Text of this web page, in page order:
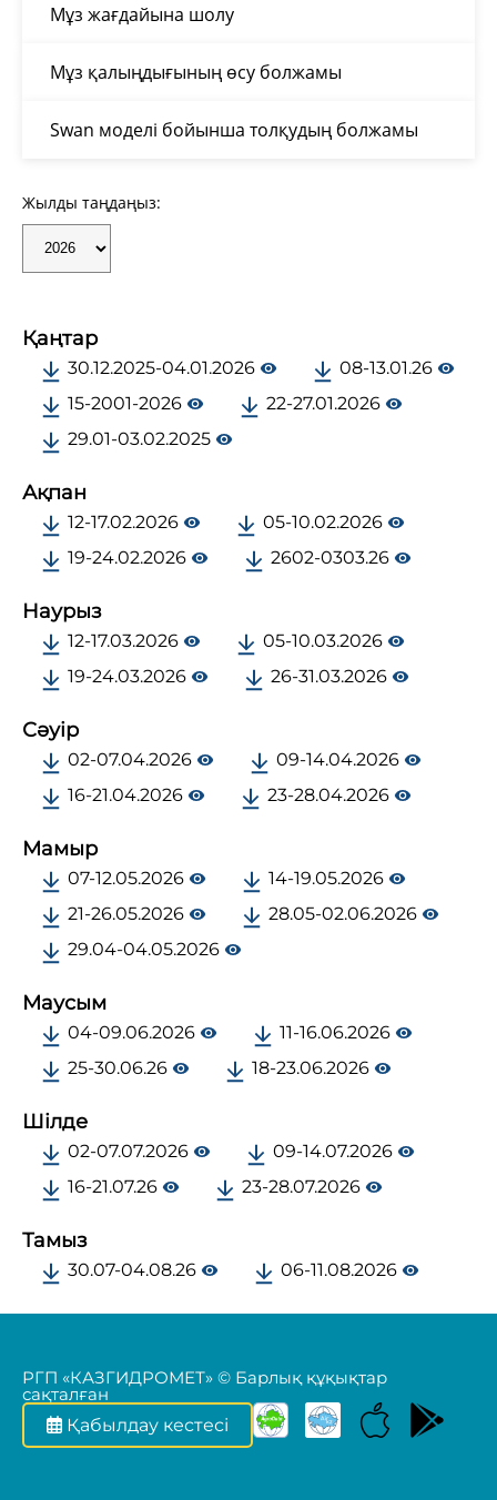
Жылды таңдаңыз:
Қаңтар
30.12.2025-04.01.2026
08-13.01.26
15-2001-2026
22-27.01.2026
29.01-03.02.2025
Ақпан
12-17.02.2026
05-10.02.2026
19-24.02.2026
2602-0303.26
Наурыз
12-17.03.2026
05-10.03.2026
19-24.03.2026
26-31.03.2026
Сәуір
02-07.04.2026
09-14.04.2026
16-21.04.2026
23-28.04.2026
Мамыр
07-12.05.2026
14-19.05.2026
21-26.05.2026
28.05-02.06.2026
29.04-04.05.2026
Маусым
04-09.06.2026
11-16.06.2026
25-30.06.26
18-23.06.2026
Шілде
02-07.07.2026
09-14.07.2026
16-21.07.26
23-28.07.2026
Тамыз
30.07-04.08.26 06-11.08.2026
Мұз жағдайына шолу
Мұз қалыңдығының өсу болжамы
Swan моделі бойынша толқудың болжамы
РГП «КАЗГИДРОМЕТ» © Барлық құқықтар
сақталған
Қабылдау кестесі